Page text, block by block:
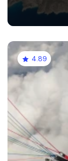
4.89